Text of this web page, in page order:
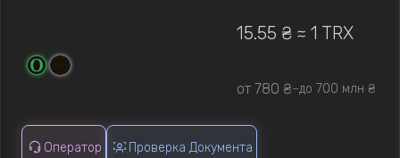
15.55 ₴ ≈ 1 TRX
от 780 ₴—до 700 млн ₴
Оператор Проверка Документа